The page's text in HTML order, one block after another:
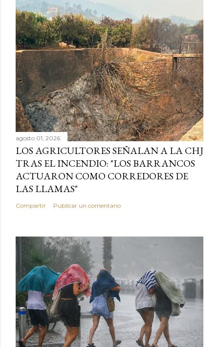
agosto 01, 2026
LOS AGRICULTORES SEÑALAN A LA CHJ
TRAS EL INCENDIO: "LOS BARRANCOS
ACTUARON COMO CORREDORES DE
LAS LLAMAS"
Compartir Publicar un comentario